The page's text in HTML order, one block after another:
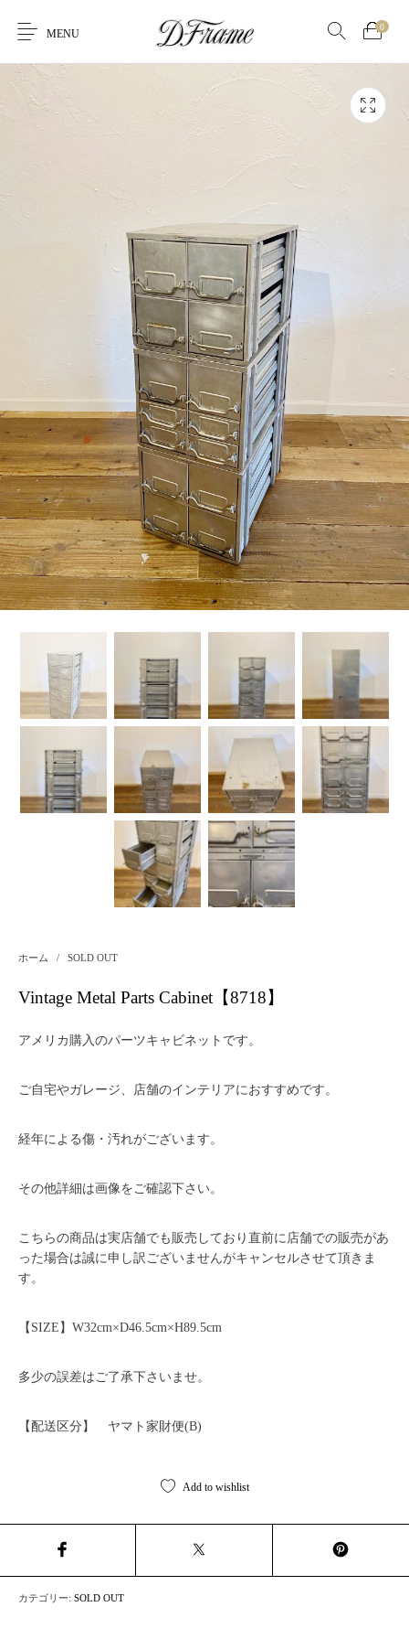
MENU
0
ホーム / SOLD OUT
Vintage Metal Parts Cabinet【8718】
アメリカ購入のパーツキャビネットです。
ご自宅やガレージ、店舗のインテリアにおすすめです。
経年による傷・汚れがございます。
その他詳細は画像をご確認下さい。
こちらの商品は実店舗でも販売しており直前に店舗での販売があ
った場合は誠に申し訳ございませんがキャンセルさせて頂きま
す。
【SIZE】W32cm×D46.5cm×H89.5cm
多少の誤差はご了承下さいませ。
【配送区分】 ヤマト家財便(B)
Add to wishlist
カテゴリー:SOLD OUT